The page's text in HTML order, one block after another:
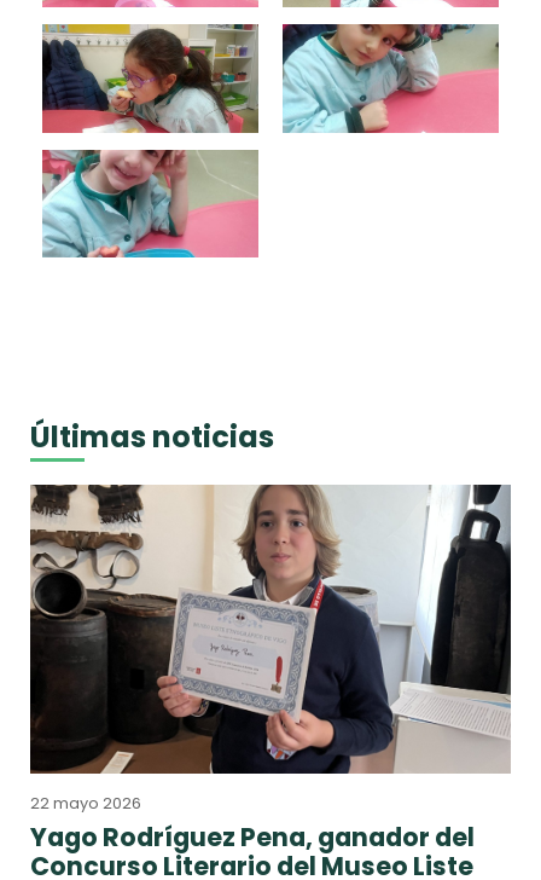
Últimas noticias
22 mayo 2026
Yago Rodríguez Pena, ganador del
Concurso Literario del Museo Liste